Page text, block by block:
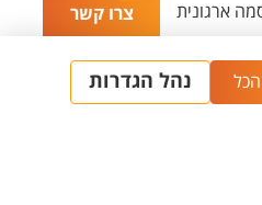
צרו קשר
ארגונית